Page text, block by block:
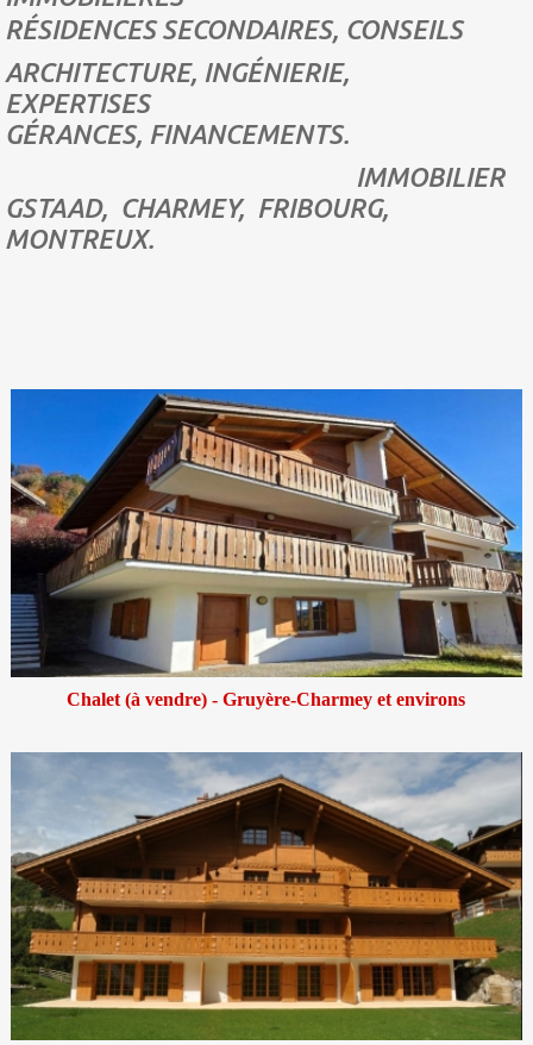
RÉSIDENCES SECONDAIRES, CONSEILS
ARCHITECTURE, INGÉNIERIE,
EXPERTISES
GÉRANCES, FINANCEMENTS.
IMMOBILIER
GSTAAD, CHARMEY, FRIBOURG,
MONTREUX.
Chalet (à vendre) - Gruyère-Charmey et environs